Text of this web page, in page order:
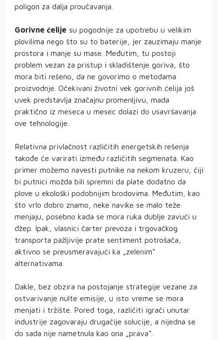
poligon za dalja proučavanja.
Gorivne ćelije su pogodnije za upotrebu u velikim
plovilima nego što su to baterije, jer zauzimaju manje
prostora i manje su mase. Međutim, tu postoji
problem vezan za pristup i skladištenje goriva, što
mora biti rešeno, da ne govorimo o metodama
proizvodnje. Očekivani životni vek gorivnih ćelija još
uvek predstavlja značajnu promenljivu, mada
praktično iz meseca u mesec dolazi do usavršavanja
ove tehnologije.
Relativna privlačnost različitih energetskih rešenja
takođe će varirati između različitih segmenata. Kao
primer možemo navesti putnike na nekom kruzeru, čiji
bi putnici možda bili spremni da plate dodatno da
plove u ekološki podobnijim brodovima. Međutim, kao
što vrlo dobro znamo, neke navike se malo teže
menjaju, posebno kada se mora ruka dublje zavući u
džep. Ipak, vlasnici čarter prevoza i trgovačkog
transporta pažljivije prate sentiment potrošača,
aktivno se preusmeravajući ka „zelenim“
alternativama.
Dakle, bez obzira na postojanje strategije vezane za
ostvarivanje nulte emisije, u isto vreme se mora
menjati i tržište. Pored toga, različiti igrači unutar
industrije zagovaraju drugačije solucije, a nijedna se
do sada nije nametnula kao ona „prava“.